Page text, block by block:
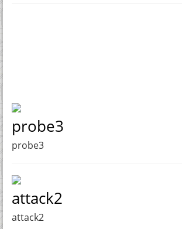
probe3
probe3
attack2
attack2